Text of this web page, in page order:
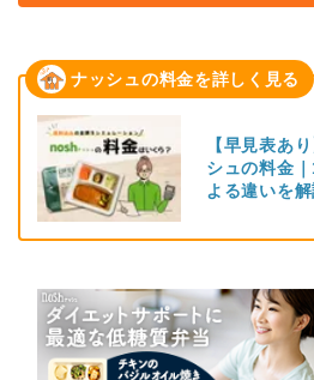
ナッシュの料金を詳しく見る
【早見表あ
シュの料金
よる違いを